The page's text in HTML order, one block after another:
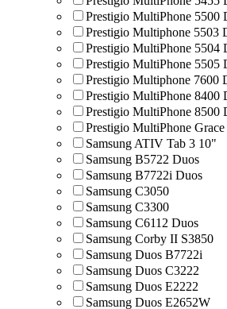
Prestigio MultiPhone 5500
Prestigio Multiphone 5503
Prestigio MultiPhone 5504
Prestigio MultiPhone 5505
Prestigio Multiphone 7600
Prestigio MultiPhone 8400
Prestigio MultiPhone 8500
Prestigio MultiPhone
Samsung ATIV Tab 3 10"
Samsung B5722 Duos
Samsung B7722i Duos
Samsung C3050
Samsung C3300
Samsung C6112 Duos
Samsung Corby II S3850
Samsung Duos B7722i
Samsung Duos C3222
Samsung Duos E2222
Samsung Duos E2652W